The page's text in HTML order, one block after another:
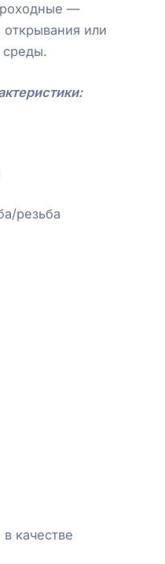
—
или
среды.
резьба
качестве